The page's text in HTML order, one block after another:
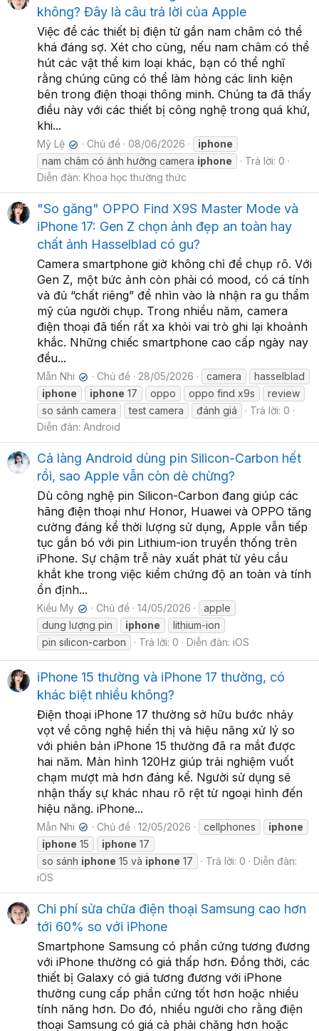
không? Đây là câu trả lời của Apple
Việc để các thiết bị điện tử gần nam châm có thể
khá đáng sợ. Xét cho cùng, nếu nam châm có thể
hút các vật thể kim loại khác, bạn có thể nghĩ
rằng chúng cũng có thể làm hỏng các linh kiện
bên trong điện thoại thông minh. Chúng ta đã thấy
điều này với các thiết bị công nghệ trong quá khứ,
khi...
Mỹ Lệ ✔ Chủ đề 08/06/2026
iphone
nam châm có ảnh hưởng camera iphone
Trả lời: 0
Diễn đàn: Khoa học thường thức
"So găng" OPPO Find X9S Master Mode và
iPhone 17: Gen Z chọn ảnh đẹp an toàn hay
chất ảnh Hasselblad có gu?
Camera smartphone giờ không chỉ để chụp rõ. Với
Gen Z, một bức ảnh còn phải có mood, có cá tính
và đủ “chất riêng” để nhìn vào là nhận ra gu thẩm
mỹ của người chụp. Trong nhiều năm, camera
điện thoại đã tiến rất xa khỏi vai trò ghi lại khoảnh
khắc. Những chiếc smartphone cao cấp ngày nay
đều...
Mẫn Nhi ✔ Chủ đề 28/05/2026 camera
hasselblad
iphone
iphone 17 oppo oppo find x9s
review
so sánh camera
test camera đánh giá
Trả lời: 0
Diễn đàn: Android
Cả làng Android dùng pin Silicon-Carbon hết
rồi, sao Apple vẫn còn dè chừng?
Dù công nghệ pin Silicon-Carbon đang giúp các
hãng điện thoại như Honor, Huawei và OPPO tăng
cường đáng kể thời lượng sử dụng, Apple vẫn tiếp
tục gắn bó với pin Lithium-ion truyền thống trên
iPhone. Sự chậm trễ này xuất phát từ yêu cầu
khắt khe trong việc kiểm chứng độ an toàn và tính
ổn định...
Kiều My ✔ Chủ đề 14/05/2026
apple
dung lượng pin
iphone
lithium-ion
pin silicon-carbon
Trả lời: 0 Diễn đàn: iOS
iPhone 15 thường và iPhone 17 thường, có
khác biệt nhiều không?
Điện thoại iPhone 17 thường sở hữu bước nhảy
vọt về công nghệ hiển thị và hiệu năng xử lý so
với phiên bản iPhone 15 thường đã ra mắt được
hai năm. Màn hình 120Hz giúp trải nghiệm vuốt
chạm mượt mà hơn đáng kể. Người sử dụng sẽ
nhận thấy sự khác nhau rõ rệt từ ngoại hình đến
hiệu năng. iPhone...
Mẫn Nhi ✔ Chủ đề 12/05/2026 cellphones
iphone
iphone 15 iphone 17
so sánh iphone 15 và iphone 17 Trả lời: 0
Diễn đàn:
iOS
Chi phí sửa chữa điện thoại Samsung cao hơn
tới 60% so với iPhone
Smartphone Samsung có phần cứng tương đương
với iPhone thường có giá thấp hơn. Đồng thời, các
thiết bị Galaxy có giá tương đương với iPhone
thường cung cấp phần cứng tốt hơn hoặc nhiều
tính năng hơn. Do đó, nhiều người cho rằng điện
thoại Samsung có giá cả phải chăng hơn hoặc